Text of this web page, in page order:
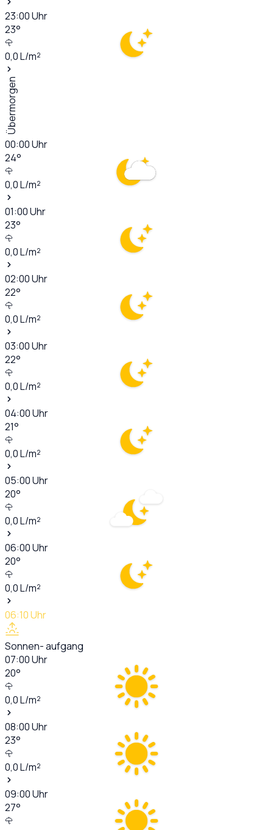
23:00Uhr
23°
0,0L/m²
Übermorgen
00:00Uhr
24°
0,0L/m²
01:00Uhr
23°
0,0L/m²
02:00Uhr
22°
0,0L/m²
03:00Uhr
22°
0,0L/m²
04:00Uhr
21°
0,0L/m²
05:00Uhr
20°
0,0L/m²
06:00Uhr
20°
0,0L/m²
06:10Uhr
Sonnen- aufgang
07:00Uhr
20°
0,0L/m²
08:00Uhr
23°
0,0L/m²
09:00Uhr
27°